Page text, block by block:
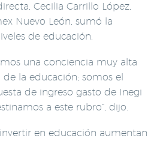
Cecilia Carrillo López,
Nuevo León, sumó la
de educación.
una conciencia muy alta
la educación; somos el
de ingreso gasto de Inegi
a este rubro”, dijo.
en educación aumentan